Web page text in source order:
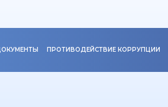
ПРОТИВОДЕЙСТВИЕ КОРРУПЦИИ